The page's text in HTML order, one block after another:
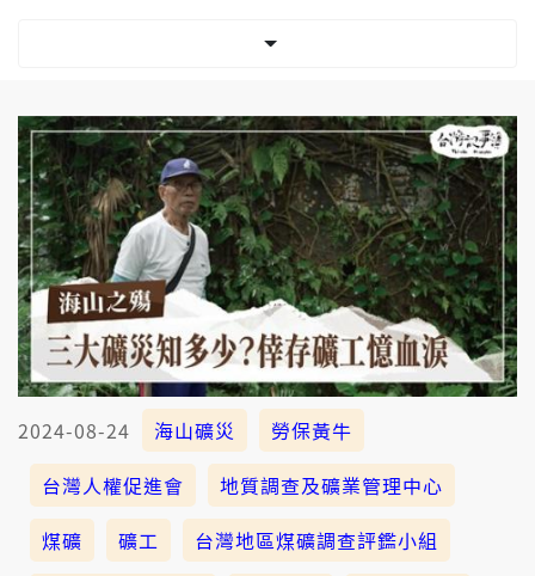
2024-08-24 海山礦災
勞保黃牛
台灣人權促進會
地質調查及礦業管理中心
煤礦
礦工
台灣地區煤礦調查評鑑小組